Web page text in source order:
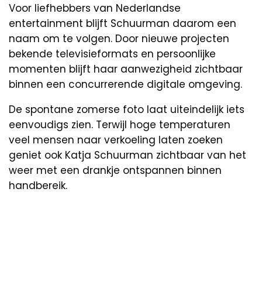
Voor liefhebbers van Nederlandse
entertainment blijft Schuurman daarom een
naam om te volgen. Door nieuwe projecten
bekende televisieformats en persoonlijke
momenten blijft haar aanwezigheid zichtbaar
binnen een concurrerende digitale omgeving.
De spontane zomerse foto laat uiteindelijk iets
eenvoudigs zien. Terwijl hoge temperaturen
veel mensen naar verkoeling laten zoeken
geniet ook Katja Schuurman zichtbaar van het
weer met een drankje ontspannen binnen
handbereik.